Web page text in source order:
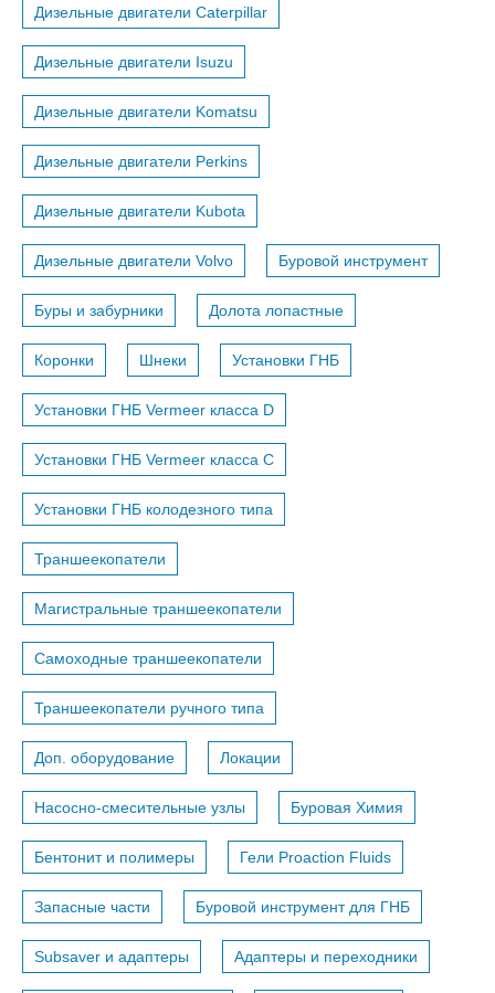
Дизельные двигатели Caterpillar
Дизельные двигатели Isuzu
Дизельные двигатели Komatsu
Дизельные двигатели Perkins
Дизельные двигатели Kubota
Дизельные двигатели Volvo Буровой инструмент
Буры и забурники Долота лопастные
Коронки Шнеки Установки ГНБ
Установки ГНБ Vermeer класса D
Установки ГНБ Vermeer класса С
Установки ГНБ колодезного типа
Траншеекопатели
Магистральные траншеекопатели
Самоходные траншеекопатели
Траншеекопатели ручного типа
Доп. оборудование Локации
Насосно-смесительные узлы Буровая Химия
Бентонит и полимеры Гели Proaction Fluids
Запасные части Буровой инструмент для ГНБ
Subsaver и адаптеры Адаптеры и переходники